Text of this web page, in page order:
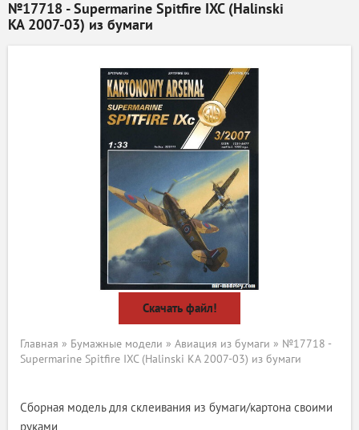
№17718 - Supermarine Spitfire IXC (Halinski
KA 2007-03) из бумаги
Скачать файл!
Главная » Бумажные модели » Авиация из бумаги » №17718 -
Supermarine Spitfire IXC (Halinski KA 2007-03) из бумаги
Сборная модель для склеивания из бумаги/картона своими
руками